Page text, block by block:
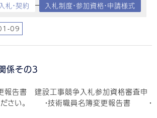
札・契約 入札制度・参加資格・申請様式
09
係その3
報告書 建設工事競争入札参加資格審査申
ださい。 ・技術職員名簿変更報告書 ・